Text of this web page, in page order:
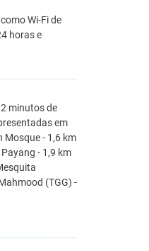
Wi-Fi de
horas e
minutos de
em
Mosque - 1,6 km
- 1,9 km
(TGG) -